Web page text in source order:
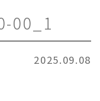
00_1
2025.09.08